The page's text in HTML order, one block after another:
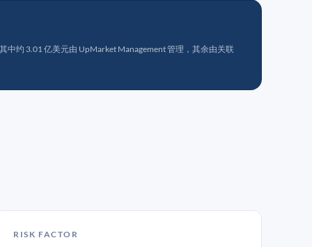
中约 3.01 亿美元由 UpMarket Management 管理，其余由关联
RISK FACTOR